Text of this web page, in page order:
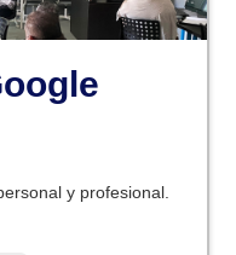
y profesional.